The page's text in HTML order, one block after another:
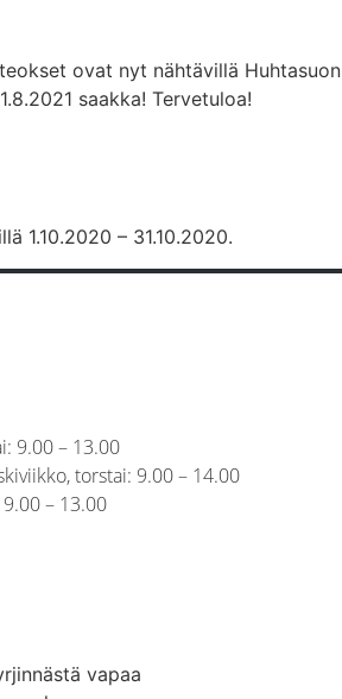
ovat nyt nähtävillä Huhtasuon
saakka! Tervetuloa!
1.10.2020 – 31.10.2020.
9.00 – 13.00
torstai: 9.00 – 14.00
– 13.00